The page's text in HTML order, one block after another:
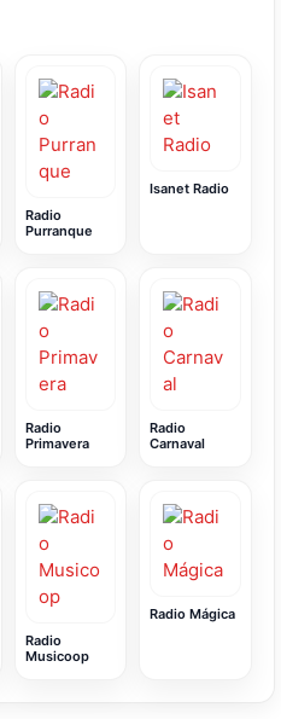
Radio
Purranque
Isanet Radio
Radio
Primavera
Radio
Carnaval
Radio
Musicoop
Radio Mágica